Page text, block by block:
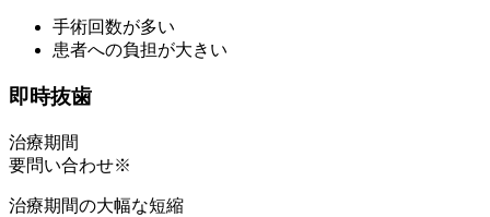
手術回数が多い
患者への負担が大きい
即時抜歯
治療期間
要問い合わせ※
治療期間の大幅な短縮